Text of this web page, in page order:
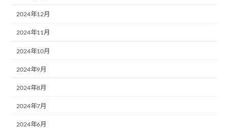
2024年12月
2024年11月
2024年10月
2024年9月
2024年8月
2024年7月
2024年6月